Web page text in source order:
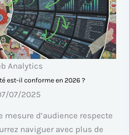
Analytics
est-il conforme en 2026 ?
07/2025
d’audience respecte
naviguer avec plus de